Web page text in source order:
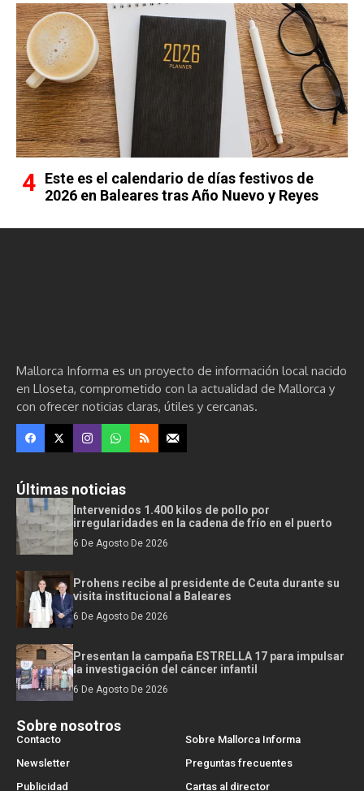
Este es el calendario de días festivos de
2026 en Baleares tras Año Nuevo y Reyes
Mallorca Informa es un proyecto de información local nacido
en Lloseta, comprometido con la actualidad de Mallorca y
con ofrecer noticias claras, útiles y cercanas.
Últimas noticias
Intervenidos 1.400 kilos de pollo por
irregularidades en la cadena de frío en el puerto
6 De Agosto De 2026
Prohens recibe al presidente de Ceuta durante su
visita institucional a Baleares
6 De Agosto De 2026
Presentan la campaña ESTRELLA 17 para impulsar
la investigación del cáncer infantil
6 De Agosto De 2026
Sobre nosotros
Contacto
Sobre Mallorca Informa
Newsletter
Preguntas frecuentes
Publicidad
Cartas al director